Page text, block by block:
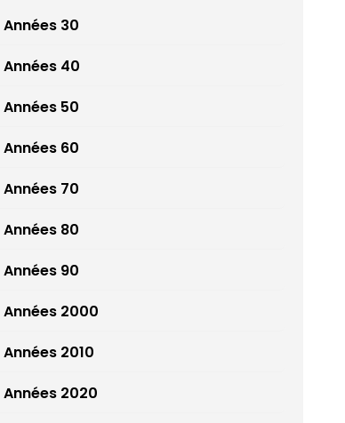
Années 30
Années 40
Années 50
Années 60
Années 70
Années 80
Années 90
Années 2000
Années 2010
Années 2020